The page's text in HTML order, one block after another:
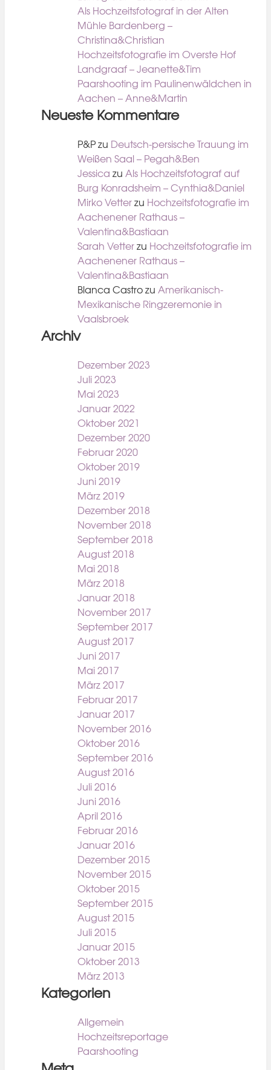
Als Hochzeitsfotograf in der Alten
Mühle Bardenberg –
Christina&Christian
Hochzeitsfotografie im Overste Hof
Landgraaf – Jeanette&Tim
Paarshooting im Paulinenwäldchen in
Aachen – Anne&Martin
Neueste Kommentare
P&Pzu Deutsch-persische Trauung im
Weißen Saal – Pegah&Ben
Jessica zu Als Hochzeitsfotograf auf
Burg Konradsheim – Cynthia&Daniel
Mirko Vetterzu Hochzeitsfotografie im
Aachenener Rathaus –
Valentina&Bastiaan
Sarah Vetterzu Hochzeitsfotografie im
Aachenener Rathaus –
Valentina&Bastiaan
Blanca Castrozu Amerikanisch-
Mexikanische Ringzeremonie in
Vaalsbroek
Archiv
Dezember 2023
Juli 2023
Mai 2023
Januar 2022
Oktober 2021
Dezember 2020
Februar 2020
Oktober 2019
Juni 2019
März 2019
Dezember 2018
November 2018
September 2018
August 2018
Mai 2018
März 2018
Januar 2018
November 2017
September 2017
August 2017
Juni 2017
Mai 2017
März 2017
Februar 2017
Januar 2017
November 2016
Oktober 2016
September 2016
August 2016
Juli 2016
Juni 2016
April 2016
Februar 2016
Januar 2016
Dezember 2015
November 2015
Oktober 2015
September 2015
August 2015
Juli 2015
Januar 2015
Oktober 2013
März 2013
Kategorien
Allgemein
Hochzeitsreportage
Paarshooting